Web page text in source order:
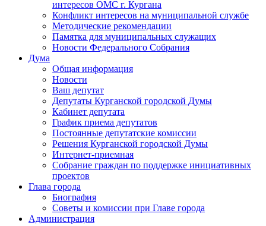
интересов ОМС г. Кургана
Конфликт интересов на муниципальной службе
Методические рекомендации
Памятка для муниципальных служащих
Новости Федерального Cобрания
Дума
Общая информация
Новости
Ваш депутат
Депутаты Курганской городской Думы
Кабинет депутата
График приема депутатов
Постоянные депутатские комиссии
Решения Курганской городской Думы
Интернет-приемная
Собрание граждан по поддержке инициативных
проектов
Глава города
Биография
Советы и комиссии при Главе города
Администрация